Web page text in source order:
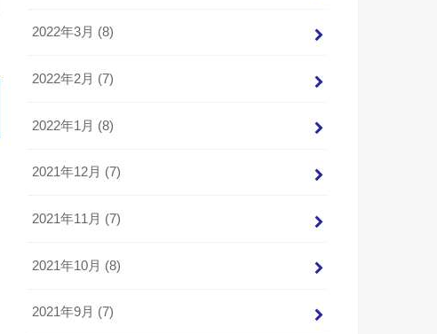
2022年3月 (8)
2022年2月 (7)
2022年1月 (8)
2021年12月 (7)
2021年11月 (7)
2021年10月 (8)
2021年9月 (7)